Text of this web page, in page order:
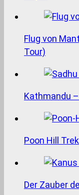
Flug von
Tour)
Kathmandu
Poon Hill
Der Zauber